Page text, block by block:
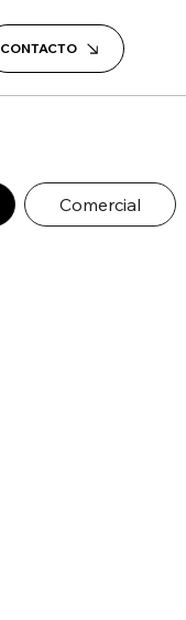
CONTACTO
Comercial